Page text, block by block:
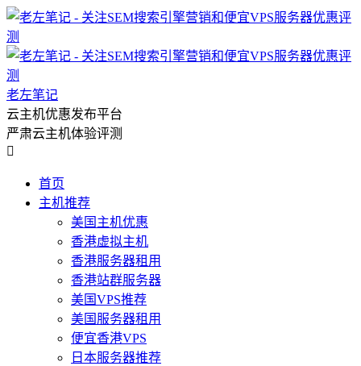
老左笔记
云主机优惠发布平台
严肃云主机体验评测

首页
主机推荐
美国主机优惠
香港虚拟主机
香港服务器租用
香港站群服务器
美国VPS推荐
美国服务器租用
便宜香港VPS
日本服务器推荐